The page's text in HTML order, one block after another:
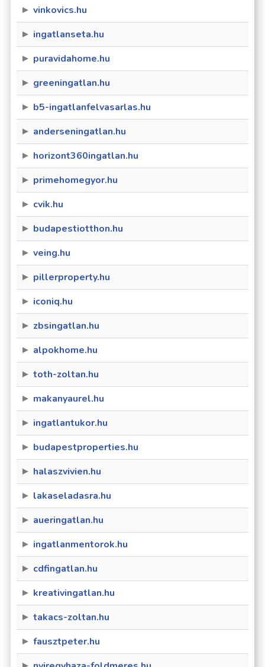
vinkovics.hu
ingatlanseta.hu
puravidahome.hu
greeningatlan.hu
b5-ingatlanfelvasarlas.hu
anderseningatlan.hu
horizont360ingatlan.hu
primehomegyor.hu
cvik.hu
budapestiotthon.hu
veing.hu
pillerproperty.hu
iconiq.hu
zbsingatlan.hu
alpokhome.hu
toth-zoltan.hu
makanyaurel.hu
ingatlantukor.hu
budapestproperties.hu
halaszvivien.hu
lakaseladasra.hu
aueringatlan.hu
ingatlanmentorok.hu
cdfingatlan.hu
kreativingatlan.hu
takacs-zoltan.hu
fausztpeter.hu